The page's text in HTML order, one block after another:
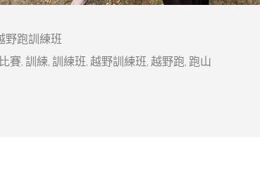
野跑訓練班
比賽, 訓練, 訓練班, 越野訓練班, 越野跑, 跑山